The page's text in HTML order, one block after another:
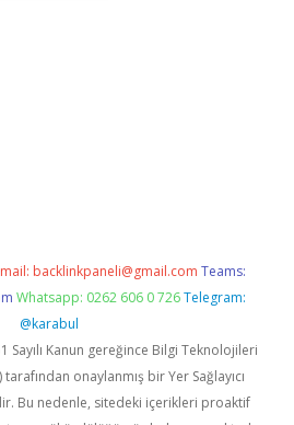
backlinkpaneli@gmail.com Teams:
Whatsapp: 0262 606 0 726 Telegram:
@karabul
Sayılı Kanun gereğince Bilgi Teknolojileri
onaylanmış bir Yer Sağlayıcı
Bu nedenle, sitedeki içerikleri proaktif